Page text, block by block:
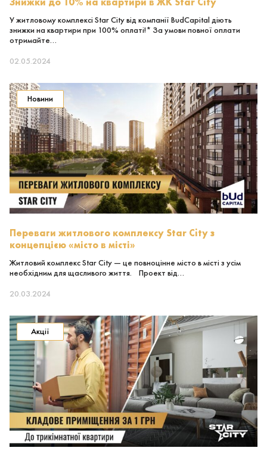
У житловому комплексі Star City від компанії BudCapital діють
знижки на квартири при 100% оплаті!* За умови повної оплати
отримайте…
02.05.2024
Новини
Переваги житлового комплексу Star City з
концепцією «місто в місті»
Житловий комплекс Star City — це повноцінне місто в місті з усім
необхідним для щасливого життя. Проект від…
20.03.2024
Акції